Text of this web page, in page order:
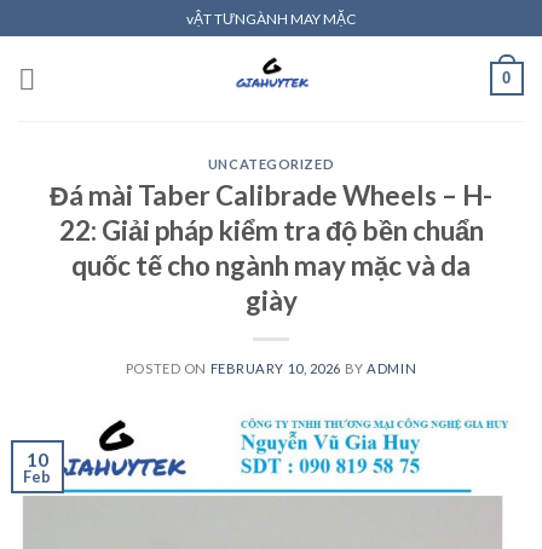
to
content
vẬT TƯNGÀNH MAY MẶC
0
UNCATEGORIZED
Đá mài Taber Calibrade Wheels – H-
22: Giải pháp kiểm tra độ bền chuẩn
quốc tế cho ngành may mặc và da
giày
POSTED ON FEBRUARY 10, 2026 BY ADMIN
10
Feb